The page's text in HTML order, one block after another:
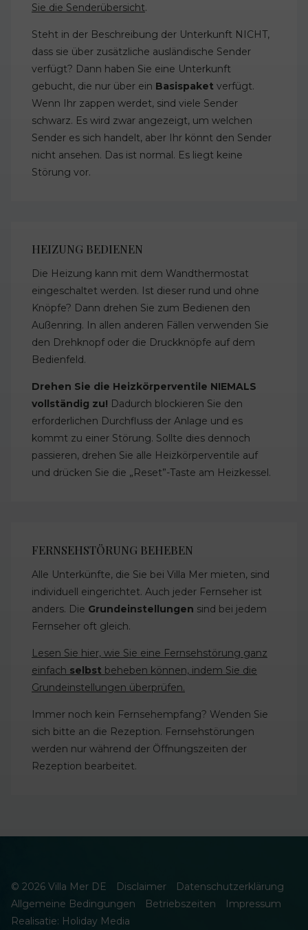
Sie die Senderübersicht.
Steht in der Beschreibung der Unterkunft NICHT,
dass sie über zusätzliche ausländische Sender
verfügt? Dann haben Sie eine Unterkunft
gebucht, die nur über ein Basispaket verfügt.
Wenn Ihr zappen werdet, sind viele Sender
schwarz. Es wird zwar angezeigt, um welchen
Sender es sich handelt, aber Ihr könnt den Sender
nicht ansehen. Das ist normal. Es liegt keine
Störung vor.
HEIZUNG BEDIENEN
Die Heizung kann mit dem Wandthermostat
eingeschaltet werden. Ist dieser rund und ohne
Knöpfe? Dann drehen Sie zum Bedienen den
Außenring. In allen anderen Fällen verwenden Sie
den Drehknopf oder die Druckknöpfe auf dem
Bedienfeld.
Drehen Sie die Heizkörperventile NIEMALS
vollständig zu! Dadurch blockieren Sie den
erforderlichen Durchfluss der Anlage und es
kommt zu einer Störung. Sollte dies dennoch
passieren, drehen Sie alle Heizkörperventile auf
und drücken Sie die „Reset”-Taste am Heizkessel.
FERNSEHSTÖRUNG BEHEBEN
Alle Unterkünfte, die Sie bei Villa Mer mieten, sind
individuell eingerichtet. Auch jeder Fernseher ist
anders. Die Grundeinstellungen sind bei jedem
Fernseher oft gleich.
Lesen Sie hier, wie Sie eine Fernsehstörung ganz
einfach selbst beheben können, indem Sie die
Grundeinstellungen überprüfen.
Immer noch kein Fernsehempfang? Wenden Sie
sich bitte an die Rezeption. Fernsehstörungen
werden nur während der Öffnungszeiten der
Rezeption bearbeitet.
© 2026 Villa Mer DE Disclaimer
Datenschutzerklärung
Allgemeine Bedingungen
Betriebszeiten
Impressum
Realisatie: Holiday Media